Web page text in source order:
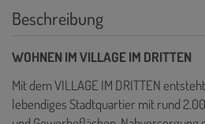
Beschreibung
WOHNEN IM VILLAGE IM DRITTEN
Mit dem VILLAGE IM DRITTEN
lebendiges Stadtquartier mit rund